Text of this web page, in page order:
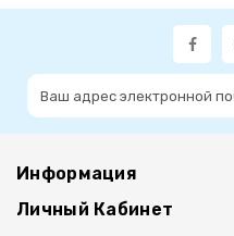
Информация
Личный Кабинет